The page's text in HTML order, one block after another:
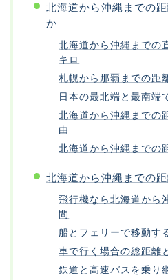
北海道から沖縄までの
か
北海道から沖縄までの
キロ
札幌から那覇までの距
日本の最北端と最南端
北海道から沖縄までの
由
北海道から沖縄までの
北海道から沖縄までの
飛行機なら北海道から
間
船とフェリーで移動す
車で行く場合の総距離
鉄道と高速バスを乗り